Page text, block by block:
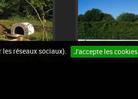
réseaux sociaux). J'accepte les cookies